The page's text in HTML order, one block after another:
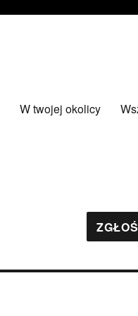
W twojej okolicy